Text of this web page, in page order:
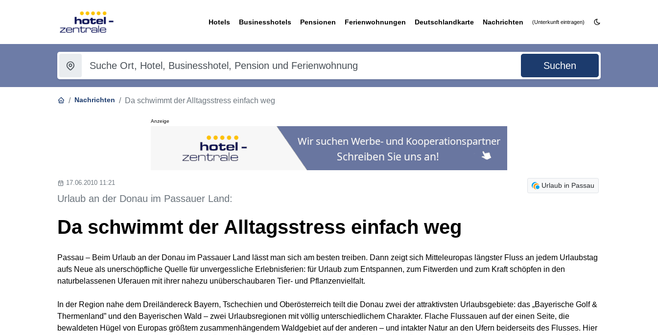
Hotels Businesshotels Pensionen Ferienwohnungen Deutschlandkarte Nachrichten (Unterkunft eintragen)
Suchen
Nachrichten Da schwimmt der Alltagsstress einfach weg
Anzeige
Urlaub in Passau
17.06.2010 11:21
Urlaub an der Donau im Passauer Land:
Da schwimmt der Alltagsstress einfach weg
Passau – Beim Urlaub an der Donau im Passauer Land lässt man sich am besten treiben. Dann zeigt sich Mitteleuropas längster Fluss an jedem Urlaubstag
aufs Neue als unerschöpfliche Quelle für unvergessliche Erlebnisferien: für Urlaub zum Entspannen, zum Fitwerden und zum Kraft schöpfen in den
naturbelassenen Uferauen mit ihrer nahezu unüberschaubaren Tier- und Pflanzenvielfalt.
In der Region nahe dem Dreiländereck Bayern, Tschechien und Oberösterreich teilt die Donau zwei der attraktivsten Urlaubsgebiete: das „Bayerische Golf &
Thermenland” und den Bayerischen Wald – zwei Urlaubsregionen mit völlig unterschiedlichem Charakter. Flache Flussauen auf der einen Seite, die
bewaldeten Hügel von Europas größtem zusammenhängendem Waldgebiet auf der anderen – und intakter Natur an den Ufern beiderseits des Flusses. Hier